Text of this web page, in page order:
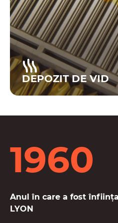
DEPOZIT DE VID
1960
Anul în care a fost
LYON